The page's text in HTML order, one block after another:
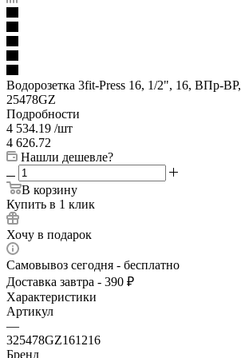
Водорозетка 3fit-Press 16, 1/2", 16, ВПр-
25478GZ
Подробности
4 534.19 /шт
4 626.72
Нашли дешевле?
В корзину
Купить в 1 клик
Хочу в подарок
Самовывоз сегодня - бесплатно
Доставка завтра - 390 ₽
Характеристики
Артикул
—
325478GZ161216
Бренд